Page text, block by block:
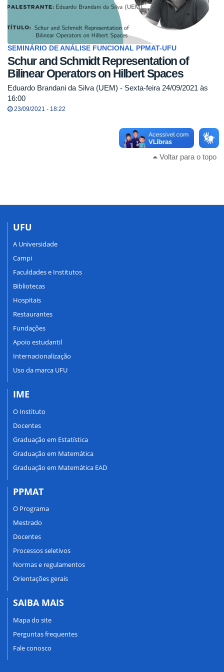
SEMINÁRIO DE ANÁLISE FUNCIONAL PPMAT-UFU
Schur and Schmidt Representation of
Bilinear Operators on Hilbert Spaces
Eduardo Brandani da Silva (UEM) - Sexta-feira 24/09/2021 às
16:00
23/09/2021 - 18:22
Voltar para o topo
UFU
A Universidade
Campi
Faculdades e Institutos
Bibliotecas
Hospitais
Restaurantes
Fundações
Apoio estudantil
Internacionalização
Uso da marca UFU
IME
O Instituto
Docentes
Graduação em Estatística
Graduação em Matemática
Graduação em Matemática EAD
PPMAT
O Programa
Mestrado
Docentes
Processos seletivos
Normas e regulamentos
Orientações gerais
SAIBA MAIS
Mapa do site
Perguntas frequentes
Fale conosco